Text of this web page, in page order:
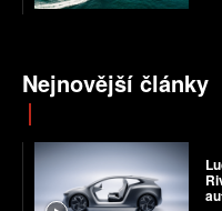
Nejnovější články